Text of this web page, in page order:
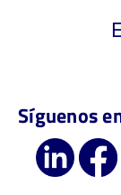
Síguenos